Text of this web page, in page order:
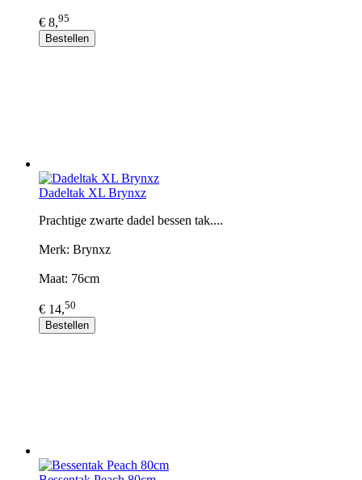
€ 8,95
Bestellen
Dadeltak XL Brynxz
Prachtige zwarte dadel bessen tak....
Merk: Brynxz
Maat: 76cm
€ 14,50
Bestellen